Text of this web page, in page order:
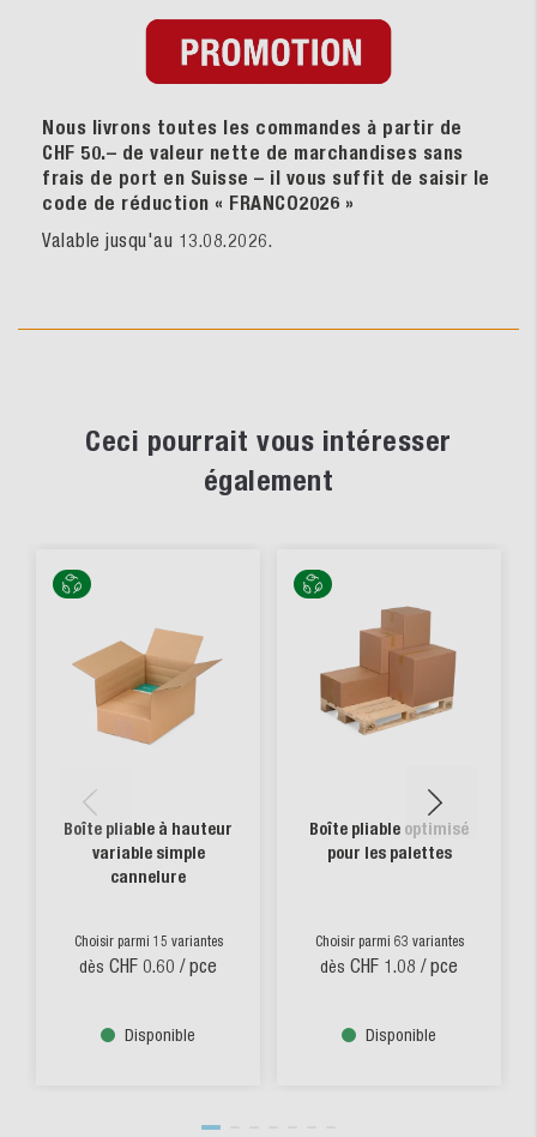
Nous livrons toutes les commandes à partir de
CHF 50.– de valeur nette de marchandises sans
frais de port en Suisse – il vous suffit de saisir le
code de réduction « FRANCO2026 »
Valable jusqu'au 13.08.2026.
Ceci pourrait vous intéresser
également
Boîte pliable à hauteur
variable simple
cannelure
Choisir parmi 15 variantes
dès CHF 0.60 / pce
Disponible
Boîte pliable optimisé
pour les palettes
Choisir parmi 63 variantes
dès CHF 1.08 / pce
Disponible